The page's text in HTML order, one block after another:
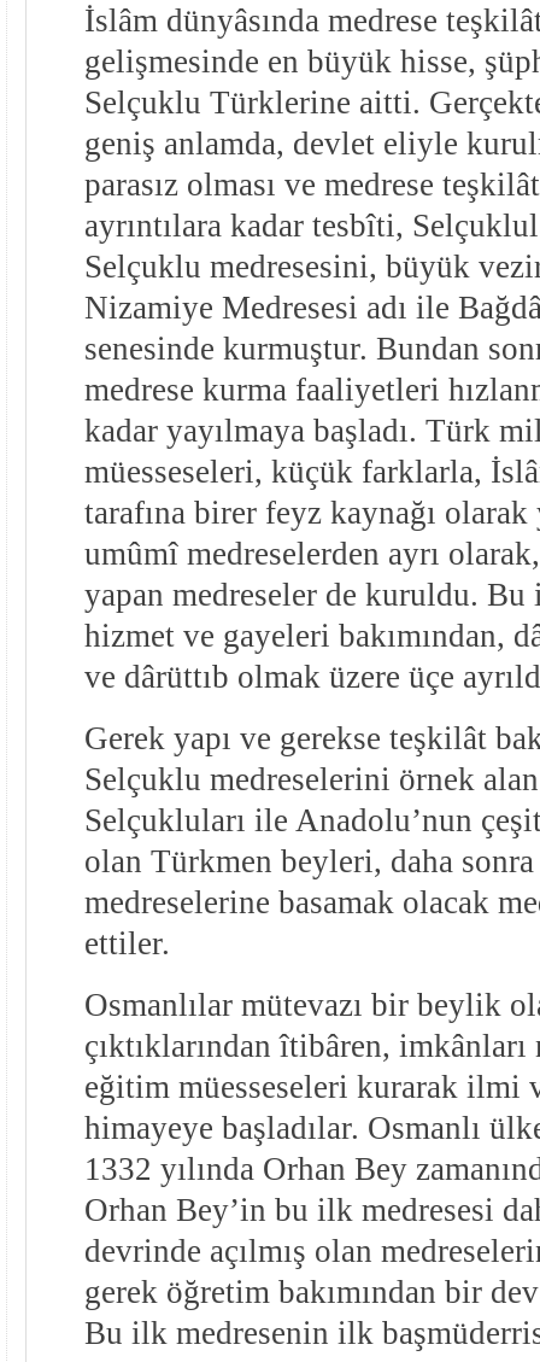
İslâm dünyâsında medrese
gelişmesinde en büyük hisse,
Selçuklu Türklerine aitti.
geniş anlamda, devlet eliyle
parasız olması ve medrese
ayrıntılara kadar tesbîti,
Selçuklu medresesini, büyük
Nizamiye Medresesi adı ile
senesinde kurmuştur. Bundan
medrese kurma faaliyetleri
kadar yayılmaya başladı. Türk
müesseseleri, küçük farklarla,
tarafına birer feyz kaynağı olarak
umûmî medreselerden ayrı
yapan medreseler de kuruldu. Bu
hizmet ve gayeleri bakımından,
ve dârüttıb olmak üzere üçe
Gerek yapı ve gerekse teşkilât
Selçuklu medreselerini örnek
Selçukluları ile Anadolu’nun
olan Türkmen beyleri, daha sonra
medreselerine basamak olacak
ettiler.
Osmanlılar mütevazı bir beylik
çıktıklarından îtibâren,
eğitim müesseseleri kurarak ilmi
himayeye başladılar. Osmanlı
1332 yılında Orhan Bey
Orhan Bey’in bu ilk medresesi
devrinde açılmış olan
gerek öğretim bakımından bir
Bu ilk medresenin ilk